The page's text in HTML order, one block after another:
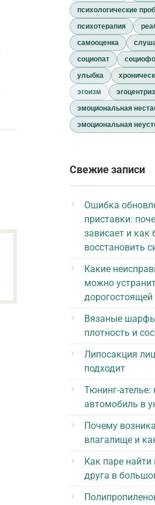
психологические
психотерапия
самооценка
социопат
улыбка
эгоизм
эмоциональная
эмоциональная
Свежие записи
Ошибка
приставки:
зависает и как
восстановить
Какие
можно
Вязаные
плотность и
Липосакция
подходит
Тюнинг-ателье:
автомобиль в
Почему
влагалище и
Как паре
друга в